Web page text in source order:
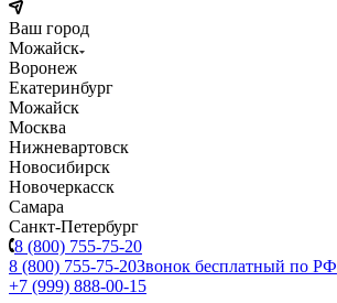
Ваш город
Можайск
Воронеж
Екатеринбург
Можайск
Москва
Нижневартовск
Новосибирск
Новочеркасск
Самара
Санкт-Петербург
8 (800) 755-75-20
8 (800) 755-75-20Звонок бесплатный по РФ
+7 (999) 888-00-15